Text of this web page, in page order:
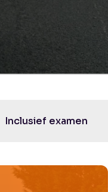
Inclusief examen